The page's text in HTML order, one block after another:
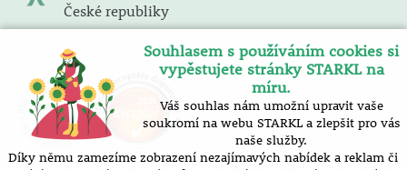
České republiky
Souhlasem s používáním cookies si
vypěstujete stránky STARKL na
míru.
Váš souhlas nám umožní upravit vaše
soukromí na webu STARKL a zlepšit pro vás
naše služby.
Díky němu zamezíme zobrazení nezajímavých nabídek a reklam či